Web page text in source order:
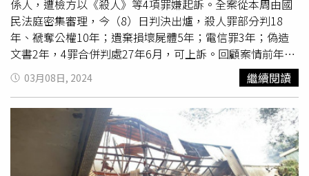
告所為之辯解亦與前揭客觀證據資料均不相符，前揭犯行堪
以認定。國民法官審酌，被告對案情避重就輕，說詞反覆，
僅因與死者間之金錢、感情糾紛，竟於殺害死者後，盜用死
者手機與死者家屬聯繫，冒以死者身分，向死者之妹要求提
供先前積欠死者債務而簽發之本票，且偽造與死者間之和解
書，圖以免除其債務，為免其殺害死者犯行遭發現，甚且承
租神岡廠房，以水泥封屍，惡性重大，依殺人等罪合併判處
有期徒刑27年6月；可上訴。
係人，遭檢方以《殺人》等4項罪嫌起訴。全案從本周由國
民法庭密集審理，今（8）日判決出爐，殺人罪部分判18
年、褫奪公權10年；遺棄損壞屍體5年；電信罪3年；偽造
文書2年，4罪合併判處27年6月，可上訴。回顧案情前年10
月26日，民眾在神岡區某
內發現1塑膠水桶，裡面
竟有名男子木乃伊綑綁裝袋，再塞進塑膠桶中灌進水泥，由
於手法殘忍震驚社會。警方追查出死者是失蹤4年的陳男，
深入了解後發現廠房承租人為蔡女，原來蔡女曾與死者交
往，2人在2009年3月一同前往台中七期某摩鐵過夜之後，
陳男從此人間蒸發，蔡女則稱當天早上自行離去，對陳男下
落完全不知情。據了解，蔡女是酒店小姐，與陳男交往期間
03月08日, 2024 繼續閱讀